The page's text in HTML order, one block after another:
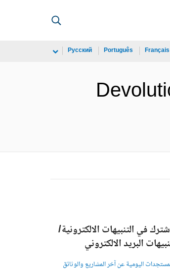
Français
Português
Русский
في التنبيهات الالكترونية/
البريد الالكتروني
اليومية عن آخر المشاريع والوثائق